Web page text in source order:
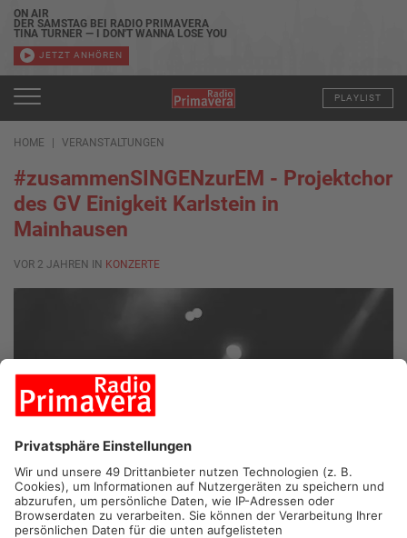
ON AIR
DER SAMSTAG BEI RADIO PRIMAVERA
TINA TURNER — I DON'T WANNA LOSE YOU
JETZT ANHÖREN
PLAYLIST
HOME VERANSTALTUNGEN
#zusammenSINGENzurEM - Projektchor
des GV Einigkeit Karlstein in
Mainhausen
VOR 2 JAHREN IN KONZERTE